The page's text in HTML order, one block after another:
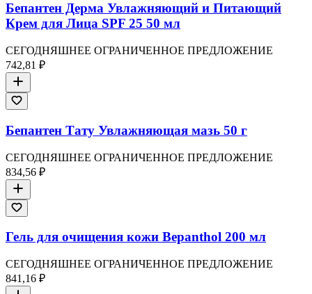
Бепантен Дерма Увлажняющий и Питающий
Крем для Лица SPF 25 50 мл
СЕГОДНЯШНЕЕ ОГРАНИЧЕННОЕ ПРЕДЛОЖЕНИЕ
742,81 ₽
Бепантен Тату Увлажняющая мазь 50 г
СЕГОДНЯШНЕЕ ОГРАНИЧЕННОЕ ПРЕДЛОЖЕНИЕ
834,56 ₽
Гель для очищения кожи Bepanthol 200 мл
СЕГОДНЯШНЕЕ ОГРАНИЧЕННОЕ ПРЕДЛОЖЕНИЕ
841,16 ₽